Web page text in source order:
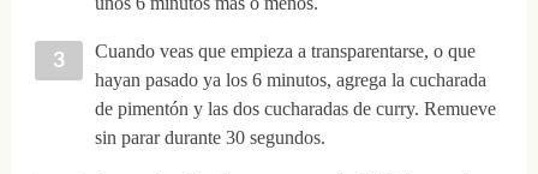
Cuando veas que empieza a transparentarse, o que
hayan pasado ya los 6 minutos, agrega la cucharada
de pimentón y las dos cucharadas de curry. Remueve
sin parar durante 30 segundos.